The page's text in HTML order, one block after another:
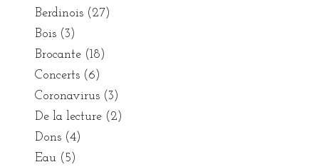
Berdinois(27)
Bois(3)
Brocante(18)
Concerts(6)
Coronavirus(3)
De la lecture(2)
Dons(4)
Eau(5)